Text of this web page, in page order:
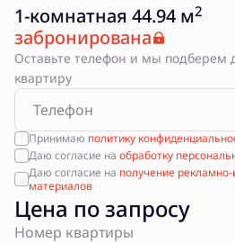
1-комнатная 44.94 м2
забронирована
Оставьте телефон и мы подберем
квартиру
Принимаю политику
Даю согласие на обработку
Даю согласие на получение
материалов
Цена по запросу
Номер квартиры